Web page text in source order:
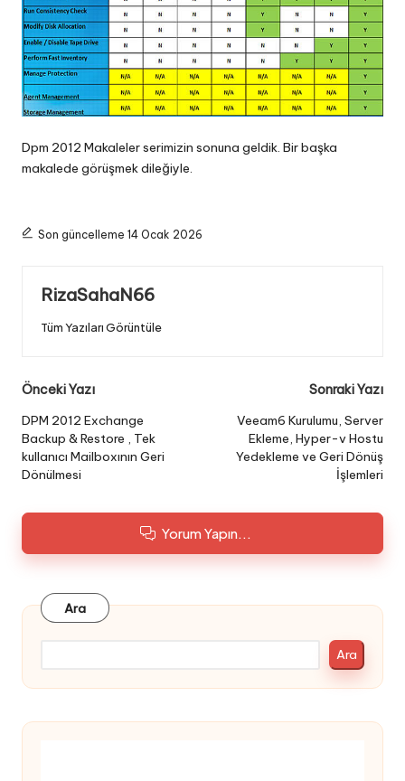
Dpm 2012 Makaleler serimizin sonuna geldik. Bir başka
makalede görüşmek dileğiyle.
Son güncelleme 14 Ocak 2026
RizaSahaN66
Tüm Yazıları Görüntüle
Post
navigation
Önceki Yazı
DPM 2012 Exchange
Backup & Restore , Tek
kullanıcı Mailboxının Geri
Dönülmesi
Sonraki Yazı
Veeam6 Kurulumu, Server
Ekleme, Hyper-v Hostu
Yedekleme ve Geri Dönüş
İşlemleri
Yorum Yapın...
Ara
Ara